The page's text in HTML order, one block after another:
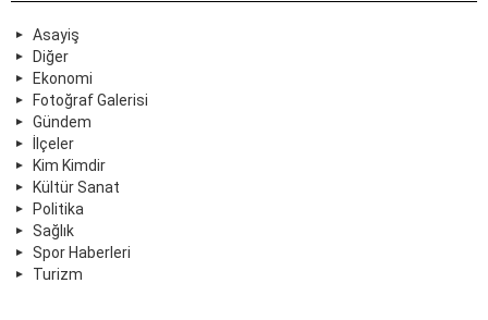
Asayiş
Diğer
Ekonomi
Fotoğraf Galerisi
Gündem
İlçeler
Kim Kimdir
Kültür Sanat
Politika
Sağlık
Spor Haberleri
Turizm